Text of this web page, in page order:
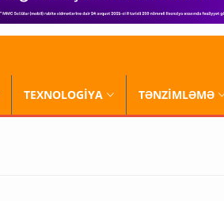
TEXNOLOGİYA TƏNZİMLƏMƏ